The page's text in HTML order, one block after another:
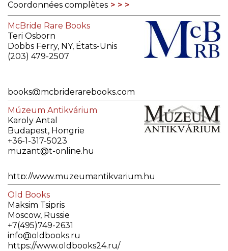
Coordonnées complètes
McBride Rare Books
Teri Osborn
Dobbs Ferry, NY, États-Unis
(203) 479-2507
books@mcbriderarebooks.com
http://www.mcbriderarebooks.com
Coordonnées complètes
Múzeum Antikvárium
Karoly Antal
Budapest, Hongrie
+36-1-317-5023
muzant@t-online.hu
http://www.muzeumantikvarium.hu
Coordonnées complètes
Old Books
Maksim Tsipris
Moscow, Russie
+7(495)749-2631
info@oldbooks.ru
https://www.oldbooks24.ru/